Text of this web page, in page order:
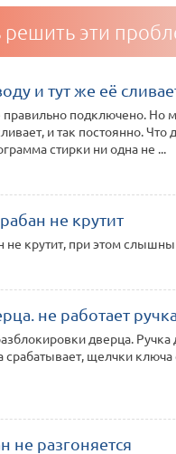
эти
и тут же её
правильно подключено. Но
и так постоянно.
стирки ни одна не ...
не крутит
не крутит, при этом
не работает
дверца. Ручка
щелчки ключа
не разгоняется